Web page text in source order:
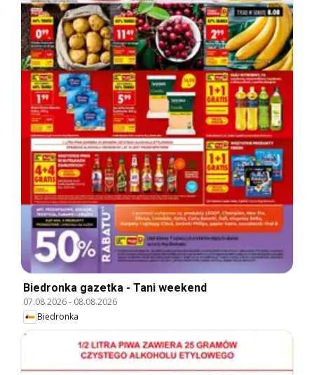
Biedronka gazetka - Tani weekend
07.08.2026- 08.08.2026
Biedronka